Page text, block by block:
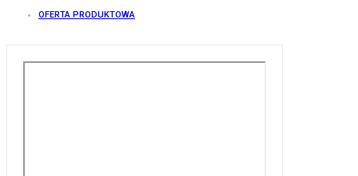
OFERTA PRODUKTOWA